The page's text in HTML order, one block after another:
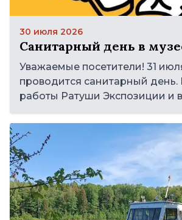
30 июля 2026
Санитарный день в
Уважаемые посетители! 31
проводится санитарный
работы Ратуши Экспозиции и